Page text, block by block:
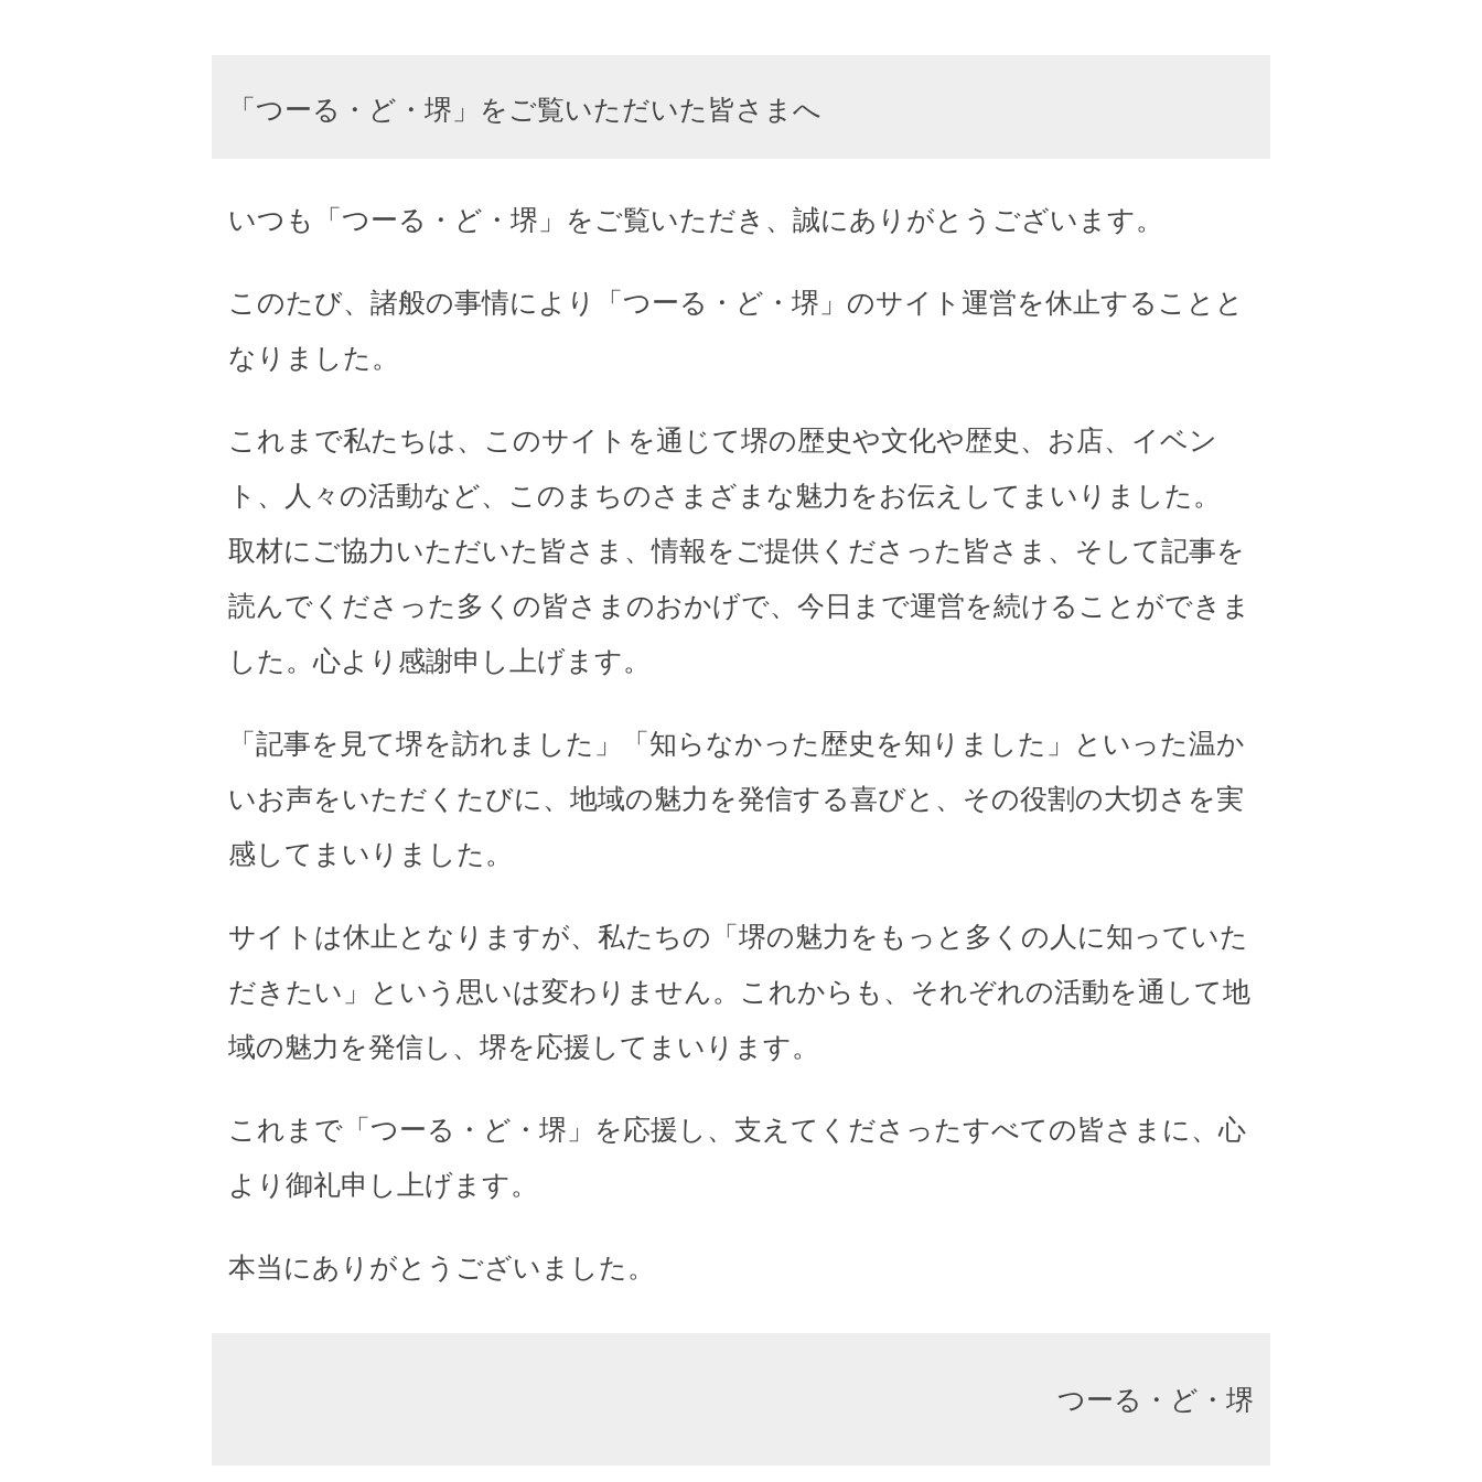
「つーる・ど・堺」をご覧いただいた皆さまへ
いつも「つーる・ど・堺」をご覧いただき、誠にありがとうございます。
このたび、諸般の事情により「つーる・ど・堺」のサイト運営を休止することと
なりました。
これまで私たちは、このサイトを通じて堺の歴史や文化や歴史、お店、イベン
ト、人々の活動など、このまちのさまざまな魅力をお伝えしてまいりました。
取材にご協力いただいた皆さま、情報をご提供くださった皆さま、そして記事を
読んでくださった多くの皆さまのおかげで、今日まで運営を続けることができま
した。心より感謝申し上げます。
「記事を見て堺を訪れました」「知らなかった歴史を知りました」といった温か
いお声をいただくたびに、地域の魅力を発信する喜びと、その役割の大切さを実
感してまいりました。
サイトは休止となりますが、私たちの「堺の魅力をもっと多くの人に知っていた
だきたい」という思いは変わりません。これからも、それぞれの活動を通して地
域の魅力を発信し、堺を応援してまいります。
これまで「つーる・ど・堺」を応援し、支えてくださったすべての皆さまに、心
より御礼申し上げます。
本当にありがとうございました。
つーる・ど・堺